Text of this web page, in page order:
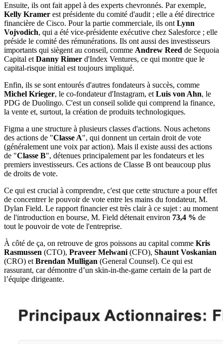
Ensuite, ils ont fait appel à des experts chevronnés. Par exemple,
Kelly Kramer est présidente du comité d'audit ; elle a été directrice
financière de Cisco. Pour la partie commerciale, ils ont Lynn
Vojvodich, qui a été vice-présidente exécutive chez Salesforce ; elle
préside le comité des rémunérations. Ils ont aussi des investisseurs
importants qui siègent au conseil, comme Andrew Reed de Sequoia
Capital et Danny Rimer d'Index Ventures, ce qui montre que le
capital-risque initial est toujours impliqué.
Enfin, ils se sont entourés d'autres fondateurs à succès, comme
Michel Krieger, le co-fondateur d'Instagram, et Luis von Ahn, le
PDG de Duolingo. C'est un conseil solide qui comprend la finance,
la vente et, surtout, la création de produits technologiques.
Figma a une structure à plusieurs classes d'actions. Nous achetons
des actions de "Classe A", qui donnent un certain droit de vote
(généralement une voix par action). Mais il existe aussi des actions
de "Classe B", détenues principalement par les fondateurs et les
premiers investisseurs. Ces actions de Classe B ont beaucoup plus
de droits de vote.
Ce qui est crucial à comprendre, c'est que cette structure a pour effet
de concentrer le pouvoir de vote entre les mains du fondateur, M.
Dylan Field. Le rapport financier est très clair à ce sujet : au moment
de l'introduction en bourse, M. Field détenait environ 73,4 % de
tout le pouvoir de vote de l'entreprise.
À côté de ça, on retrouve de gros poissons au capital comme Kris
Rasmussen (CTO), Praveer Melwani (CFO), Shaunt Voskanian
(CRO) et Brendan Mulligan (General Counsel). Ce qui est
rassurant, car démontre d’un skin-in-the-game certain de la part de
l’équipe dirigeante.